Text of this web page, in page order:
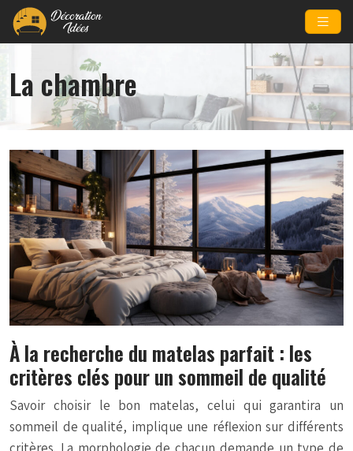
La chambre
À la recherche du matelas parfait : les
critères clés pour un sommeil de qualité
Savoir choisir le bon matelas, celui qui garantira un
sommeil de qualité, implique une réflexion sur différents